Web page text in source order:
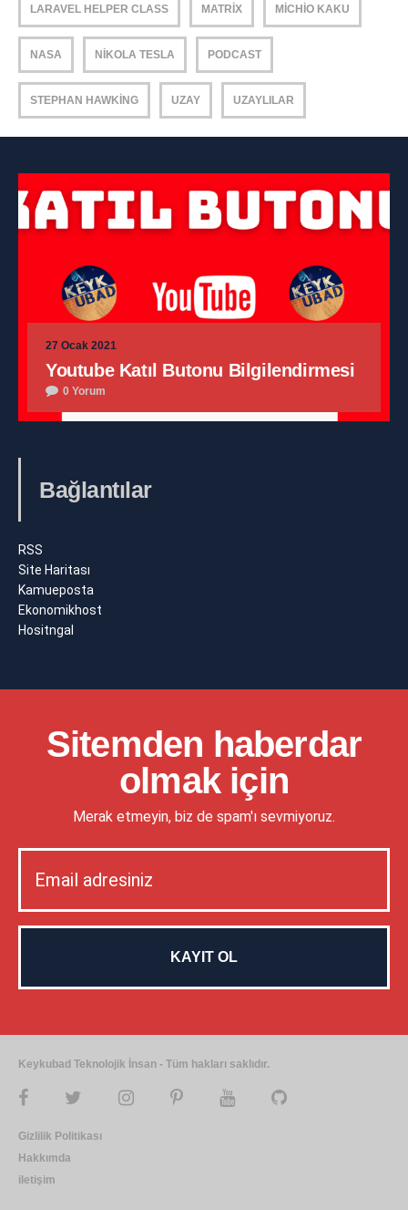
LARAVEL HELPER CLASS MATRIX MICHIO KAKU
NASA NIKOLA TESLA PODCAST
STEPHAN HAWKING UZAY UZAYLILAR
27 Ocak 2021
Youtube Katıl Butonu Bilgilendirmesi
0 Yorum
Bağlantılar
RSS
Site Haritası
Kamueposta
Ekonomikhost
Hositngal
Sitemden haberdar
olmak için
Merak etmeyin, biz de spam'ı sevmiyoruz.
Keykubad Teknolojik İnsan - Tüm hakları saklıdır.
Gizlilik Politikası
Hakkımda
iletişim